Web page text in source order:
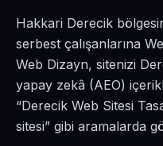
Hakkari Derecik
serbest çalışanlarına
Web Dizayn, sitenizi
yapay zekâ (AEO)
“Derecik Web Sitesi
sitesi” gibi aramalarda